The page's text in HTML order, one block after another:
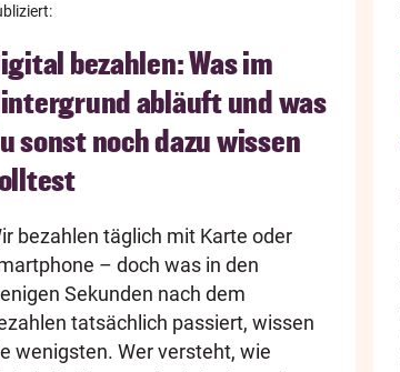
bezahlen: Was im
abläuft und was
sonst noch dazu wissen
bezahlen täglich mit Karte oder
– doch was in den
Sekunden nach dem
tatsächlich passiert, wissen
wenigsten. Wer versteht, wie